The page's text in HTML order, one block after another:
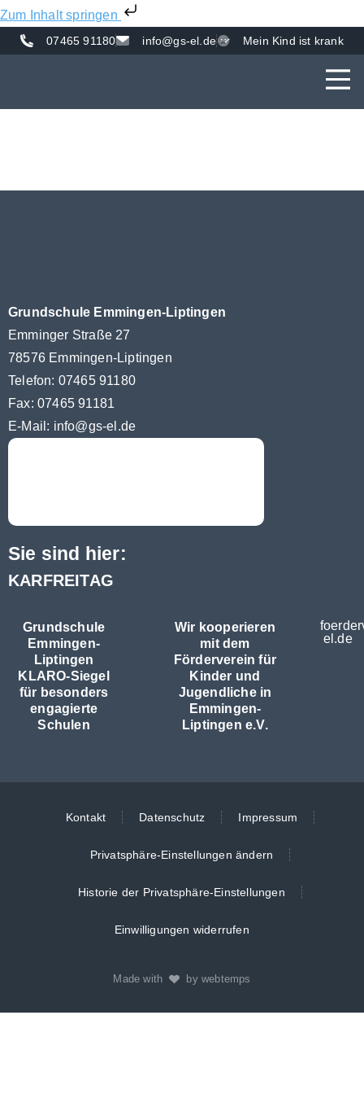
Zum Inhalt springen
07465 91180 info@gs-el.de Mein Kind ist krank
Grundschule Emmingen-Liptingen
Emminger Straße 27
78576 Emmingen-Liptingen
Telefon: 07465 91180
Fax: 07465 91181
E-Mail: info@gs-el.de
Sie sind hier:
KARFREITAG
Grundschule
Emmingen-
Liptingen
KLARO-Siegel
für besonders
engagierte
Schulen
Wir kooperieren
mit dem
Förderverein für
Kinder und
Jugendliche in
Emmingen-
Liptingen e.V.
el.de
Kontakt Datenschutz Impressum
Privatsphäre-Einstellungen ändern
Historie der Privatsphäre-Einstellungen
Einwilligungen widerrufen
Made with by webtemps